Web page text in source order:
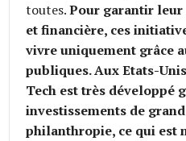
toutes.Pour garantir
et financière, ces
vivre uniquement grâce
publiques. Aux Etats-
Tech est très développé
investissements de
philanthropie, ce qui est